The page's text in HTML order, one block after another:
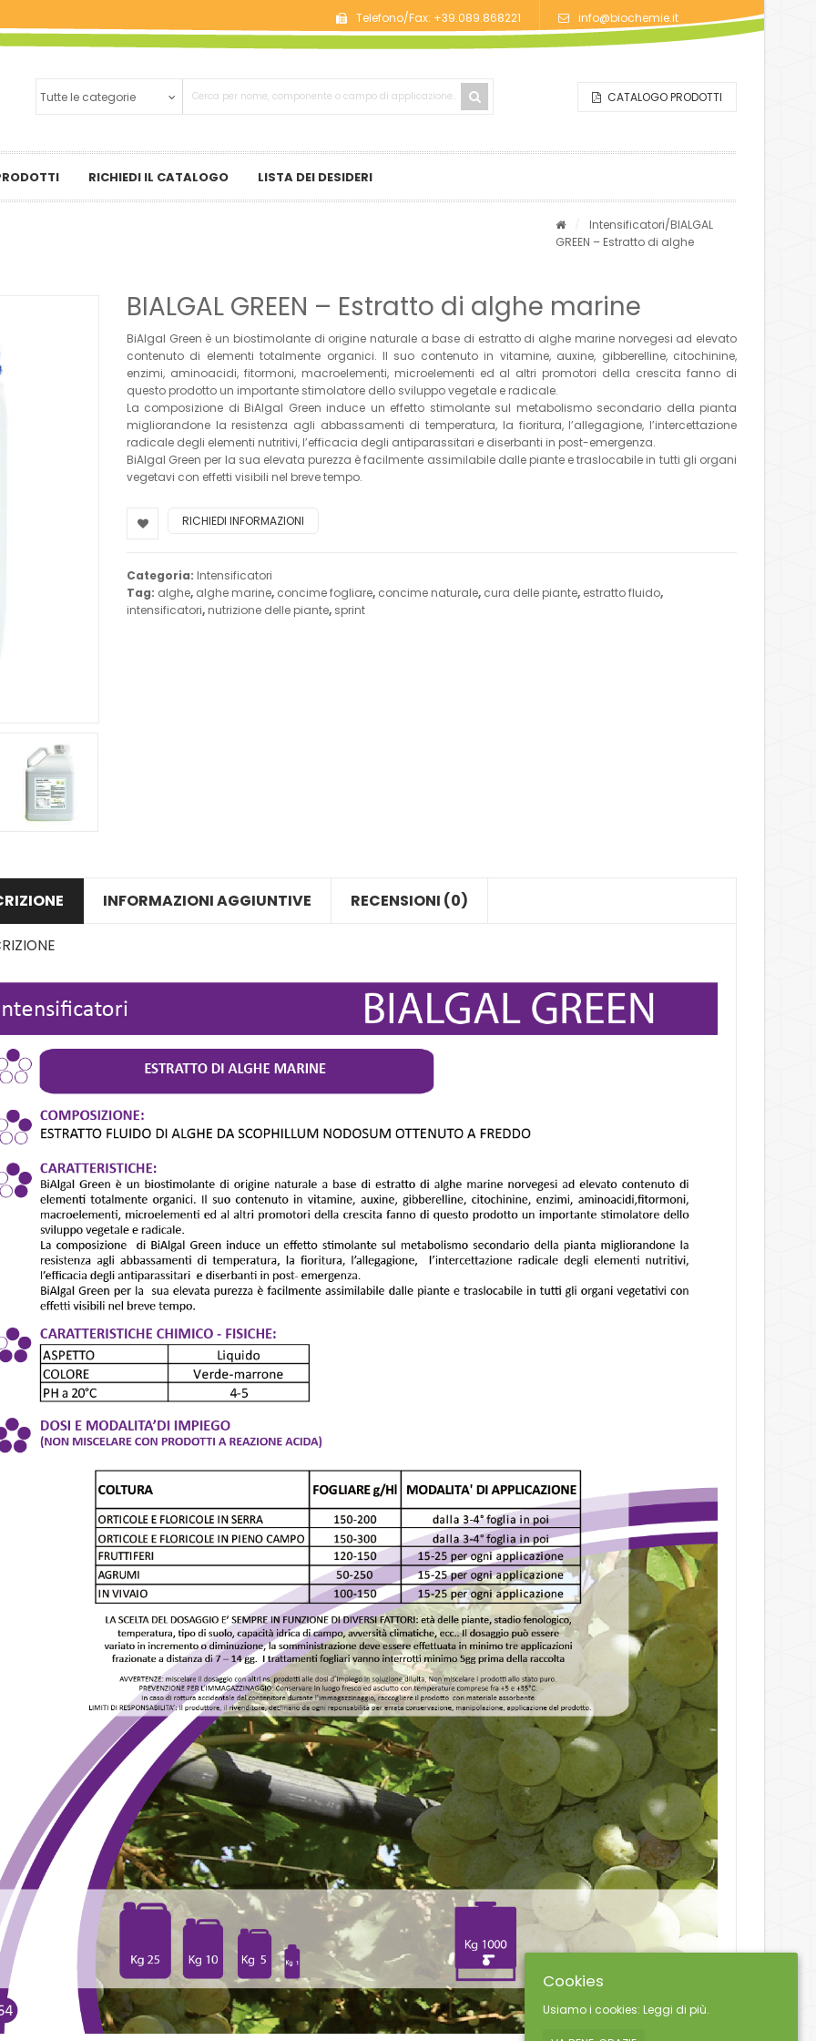
Telefono/Fax: +39.089.868221 info@biochemie.it
CATALOGO PRODOTTI
RICHIEDI IL CATALOGO LISTA DEI DESIDERI
Intensificatori/BIALGAL
GREEN – Estratto di alghe
BIALGAL GREEN – Estratto di alghe marine
BiAlgal Green è un biostimolante di origine naturale a base di estratto di alghe marine norvegesi ad elevato
contenuto di elementi totalmente organici. Il suo contenuto in vitamine, auxine, gibberelline, citochinine,
enzimi, aminoacidi, fitormoni, macroelementi, microelementi ed al altri promotori della crescita fanno di
questo prodotto un importante stimolatore dello sviluppo vegetale e radicale.
La composizione di BiAlgal Green induce un effetto stimolante sul metabolismo secondario della pianta
migliorandone la resistenza agli abbassamenti di temperatura, la fioritura, l’allegagione, l’intercettazione
radicale degli elementi nutritivi, l’efficacia degli antiparassitari e diserbanti in post-emergenza.
BiAlgal Green per la sua elevata purezza è facilmente assimilabile dalle piante e traslocabile in tutti gli organi
vegetavi con effetti visibili nel breve tempo.
RICHIEDI INFORMAZIONI
Categoria: Intensificatori
Tag: alghe, alghe marine, concime fogliare, concime naturale, cura delle piante, estratto fluido,
intensificatori, nutrizione delle piante, sprint
INFORMAZIONI AGGIUNTIVE RECENSIONI (0)
ma
i prodotti
Cookies
Usiamo i cookies: Leggi di più.